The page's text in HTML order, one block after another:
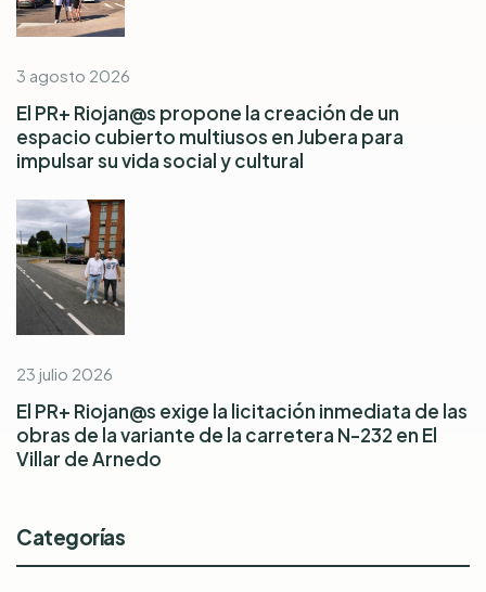
3 agosto 2026
El PR+ Riojan@s propone la creación de un
espacio cubierto multiusos en Jubera para
impulsar su vida social y cultural
23 julio 2026
El PR+ Riojan@s exige la licitación inmediata de las
obras de la variante de la carretera N-232 en El
Villar de Arnedo
Categorías